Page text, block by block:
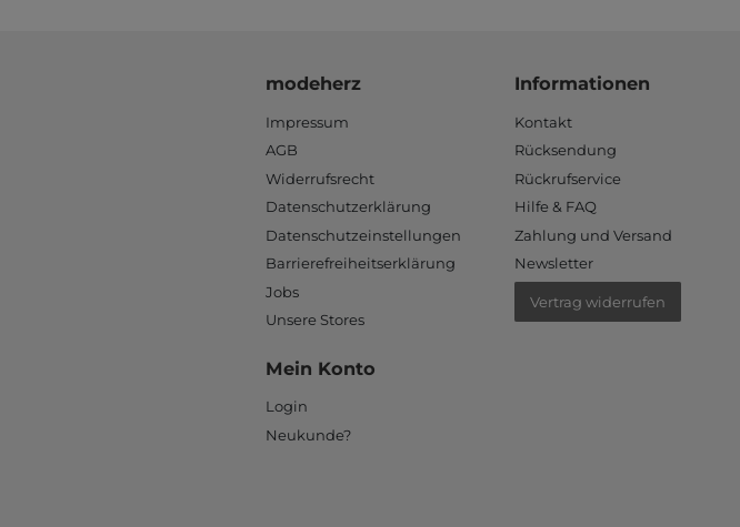
modeherz
Impressum
AGB
Widerrufsrecht
Datenschutzerklärung
Datenschutzeinstellungen
Barrierefreiheitserklärung
Jobs
Unsere Stores
Mein Konto
Login
Neukunde?
Informationen
Kontakt
Rücksendung
Rückrufservice
Hilfe & FAQ
Zahlung und Versand
Newsletter
Vertrag widerrufen